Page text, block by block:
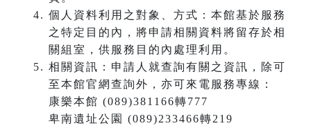
個人資料利用之對象、方式：本館基於服務
之特定目的內，將申請相關資料將留存於相
關組室，供服務目的內處理利用。
相關資訊：申請人就查詢有關之資訊，除可
至本館官網查詢外，亦可來電服務專線：
康樂本館 (089)381166轉777
卑南遺址公園 (089)233466轉219